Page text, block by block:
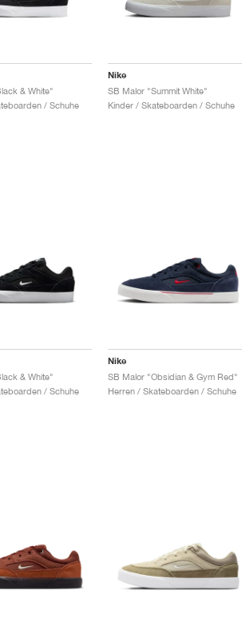
& White"
/ Schuhe
Nike
SB Malor "Summit White"
Kinder / Skateboarden / Schuhe
& White"
/ Schuhe
Nike
SB Malor "Obsidian & Gym Red"
Herren / Skateboarden / Schuhe